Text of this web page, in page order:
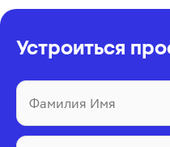
Устроиться
Фамилия Имя